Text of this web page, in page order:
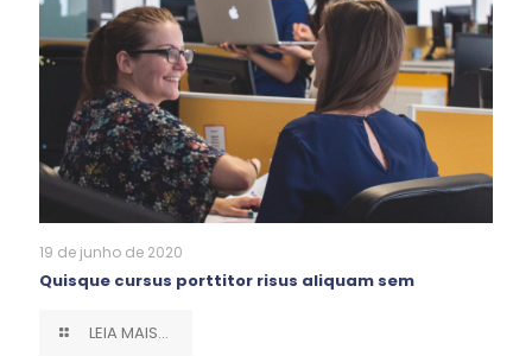
19 de junho de 2020
Quisque cursus porttitor risus aliquam sem
LEIA MAIS...